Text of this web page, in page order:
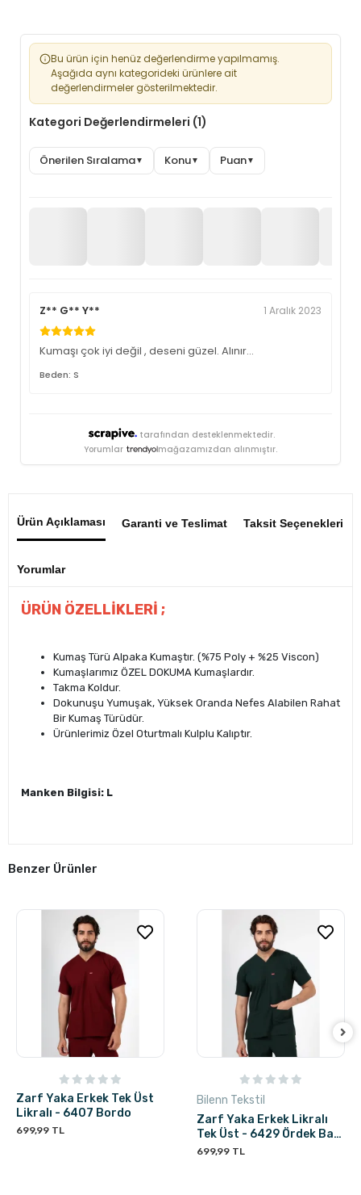
Bu ürün için henüz değerlendirme yapılmamış.
Aşağıda aynı kategorideki ürünlere ait
değerlendirmeler gösterilmektedir.
Kategori Değerlendirmeleri (1)
Önerilen Sıralama▼ Konu▼ Puan▼
Z** G** Y** 1 Aralık 2023
Kumaşı çok iyi değil , deseni güzel. Alınır…
Beden: S
tarafından desteklenmektedir.
Yorumlar
mağazamızdan alınmıştır.
Ürün Açıklaması Garanti ve Teslimat Taksit Seçenekleri
Yorumlar
ÜRÜN ÖZELLİKLERİ ;
Kumaş Türü Alpaka Kumaştır. (%75 Poly + %25 Viscon)
Kumaşlarımız ÖZEL DOKUMA Kumaşlardır.
Takma Koldur.
Dokunuşu Yumuşak, Yüksek Oranda Nefes Alabilen Rahat
Bir Kumaş Türüdür.
Ürünlerimiz Özel Oturtmalı Kulplu Kalıptır.
Manken Bilgisi: L
Benzer Ürünler
Zarf Yaka Erkek Tek Üst
Likralı - 6407 Bordo
699,99 TL
Bilenn Tekstil
Zarf Yaka Erkek Likralı
Tek Üst - 6429 Ördek Başı
Yeşili
699,99 TL